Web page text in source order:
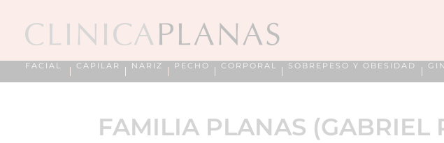
FACIAL CAPILAR NARIZ PECHO CORPORAL SOBREPESO Y OBESIDAD
FAMILIA PLANAS (GABRIEL